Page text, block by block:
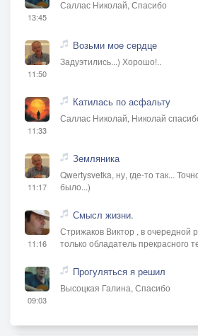
13:45
Саллас Николай, Спасибо
11:50
Возьми мое сердце
Задуэтились...) Хорошо!..
11:33
Катилась по асфальту
Саллас Николай, Николай
11:17
Земляника
Qwertysvetka, ну, где-то так...
было...)
11:16
Смысл жизни.
Стрижаков Виктор , в очередной
только обладатель прекрасного
09:03
Прогуляться я решил
Высоцкая Галина, Спасибо